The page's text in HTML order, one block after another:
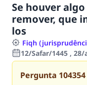
Se houver
remover, que
los
Fiqh
12/Safar/1445 ,
Pergunta 104354